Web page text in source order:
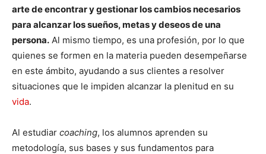
arte de encontrar y gestionar los cambios necesarios
para alcanzar los sueños, metas y deseos de una
persona. Al mismo tiempo, es una profesión, por lo que
quienes se formen en la materia pueden desempeñarse
en este ámbito, ayudando a sus clientes a resolver
situaciones que le impiden alcanzar la plenitud en su
vida.
Al estudiar coaching, los alumnos aprenden su
metodología, sus bases y sus fundamentos para